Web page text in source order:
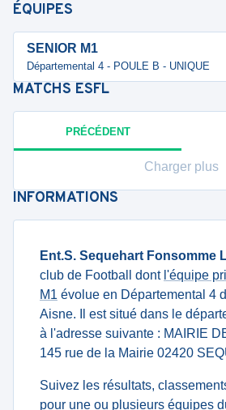
ÉQUIPES
SENIOR M1
Départemental 4 - POULE B - UNIQUE
MATCHS ESFL
PRÉCÉDENT
Charger plus
INFORMATIONS
Ent.S. Sequehart Fonsomme
club de Football dont l'équipe
M1 évolue en Départemental 4
Aisne. Il est situé dans le
à l'adresse suivante : MAIRIE
145 rue de la Mairie 02420
Suivez les résultats,
pour une ou plusieurs équipes